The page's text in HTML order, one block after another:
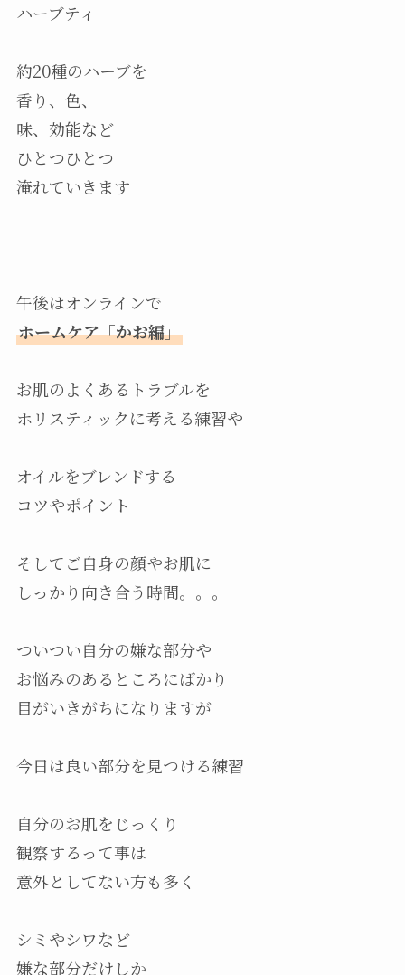
ハーブティ
約20種のハーブを
香り、色、
味、効能など
ひとつひとつ
淹れていきます
午後はオンラインで
ホームケア「かお編」
お肌のよくあるトラブルを
ホリスティックに考える練習や
オイルをブレンドする
コツやポイント
そしてご自身の顔やお肌に
しっかり向き合う時間。。。
ついつい自分の嫌な部分や
お悩みのあるところにばかり
目がいきがちになりますが
今日は良い部分を見つける練習
自分のお肌をじっくり
観察するって事は
意外としてない方も多く
シミやシワなど
嫌な部分だけしか